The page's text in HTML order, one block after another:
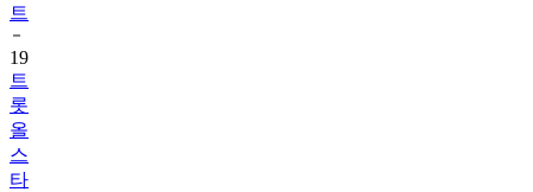
트
19
트
롯
올
스
타